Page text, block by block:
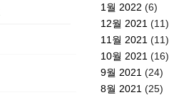
1월 2022 (6)
12월 2021 (11)
11월 2021 (11)
10월 2021 (16)
9월 2021 (24)
8월 2021 (25)